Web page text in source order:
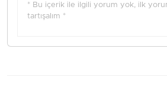
* Bu içerik ile ilgili yorum yok, ilk
tartışalım *